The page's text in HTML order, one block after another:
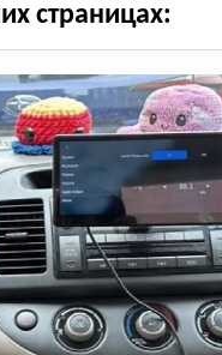
страницах: